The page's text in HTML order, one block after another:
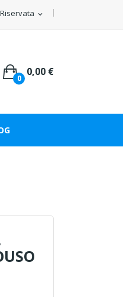
expand_more
0
0,00 €